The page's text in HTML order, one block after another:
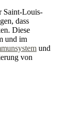
Saint-Louis-
dass
Diese
und im
und
von